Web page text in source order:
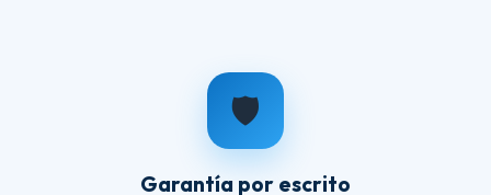
🛡️
Garantía por escrito